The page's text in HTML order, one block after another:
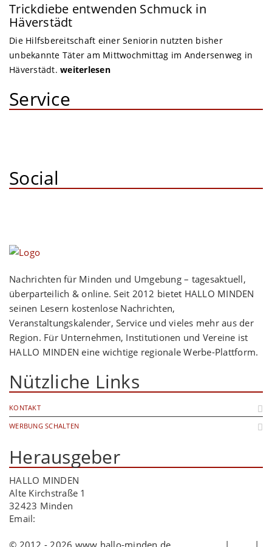
Trickdiebe entwenden Schmuck in
Häverstädt
Die Hilfsbereitschaft einer Seniorin nutzten bisher
unbekannte Täter am Mittwochmittag im Andersenweg in
Häverstädt. weiterlesen
Service
Social
Nachrichten für Minden und Umgebung – tagesaktuell,
überparteilich & online. Seit 2012 bietet HALLO MINDEN
seinen Lesern kostenlose Nachrichten,
Veranstaltungskalender, Service und vieles mehr aus der
Region. Für Unternehmen, Institutionen und Vereine ist
HALLO MINDEN eine wichtige regionale Werbe-Plattform.
Nützliche Links
KONTAKT
WERBUNG SCHALTEN
Herausgeber
HALLO MINDEN
Alte Kirchstraße 1
32423 Minden
Email: